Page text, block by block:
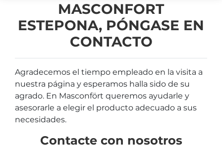
MASCONFORT
ESTEPONA, PÓNGASE EN
CONTACTO
Agradecemos el tiempo empleado en la visita a
nuestra página y esperamos halla sido de su
agrado. En Masconfört queremos ayudarle y
asesorarle a elegir el producto adecuado a sus
necesidades.
Contacte con nosotros